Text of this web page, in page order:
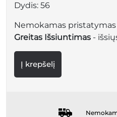
Dydis: 56
Nemokamas pristatymas
Greitas Išsiuntimas -
Į krepšelį